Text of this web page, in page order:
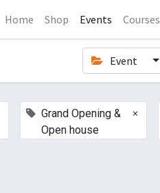
Home Shop Events Courses
Event
Grand Opening &
Open house
×